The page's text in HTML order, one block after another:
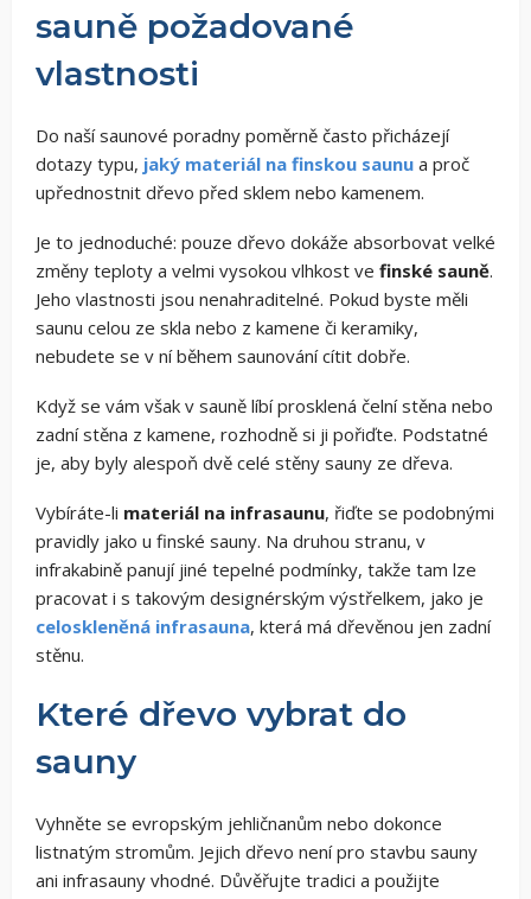
sauně požadované
vlastnosti
Do naší saunové poradny poměrně často přicházejí
dotazy typu, jaký materiál na finskou saunu a proč
upřednostnit dřevo před sklem nebo kamenem.
Je to jednoduché: pouze dřevo dokáže absorbovat velké
změny teploty a velmi vysokou vlhkost ve finské sauně.
Jeho vlastnosti jsou nenahraditelné. Pokud byste měli
saunu celou ze skla nebo z kamene či keramiky,
nebudete se v ní během saunování cítit dobře.
Když se vám však v sauně líbí prosklená čelní stěna nebo
zadní stěna z kamene, rozhodně si ji pořiďte. Podstatné
je, aby byly alespoň dvě celé stěny sauny ze dřeva.
Vybíráte-li materiál na infrasaunu, řiďte se podobnými
pravidly jako u finské sauny. Na druhou stranu, v
infrakabině panují jiné tepelné podmínky, takže tam lze
pracovat i s takovým designérským výstřelkem, jako je
celoskleněná infrasauna, která má dřevěnou jen zadní
stěnu.
Které dřevo vybrat do
sauny
Vyhněte se evropským jehličnanům nebo dokonce
listnatým stromům. Jejich dřevo není pro stavbu sauny
ani infrasauny vhodné. Důvěřujte tradici a použijte